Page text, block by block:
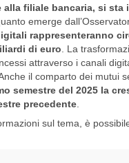
alla filiale bancaria, si
emerge
rappresenteranno
di euro . La
attraverso i canali
il comparto dei mutui
semestre del 2025 la
precedente.
sul tema, è